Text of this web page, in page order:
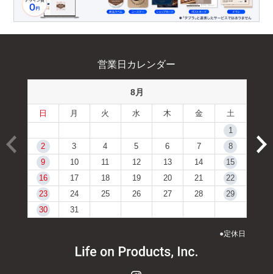
営業日カレンダー
8月
日 月 火 水 木 金
土
1
2
3 4 5 6 7
8
9
10 11 12 13 14
15
16
17 18 19 20 21
22
23
24 25 26 27 28
29
30
31
●定休日